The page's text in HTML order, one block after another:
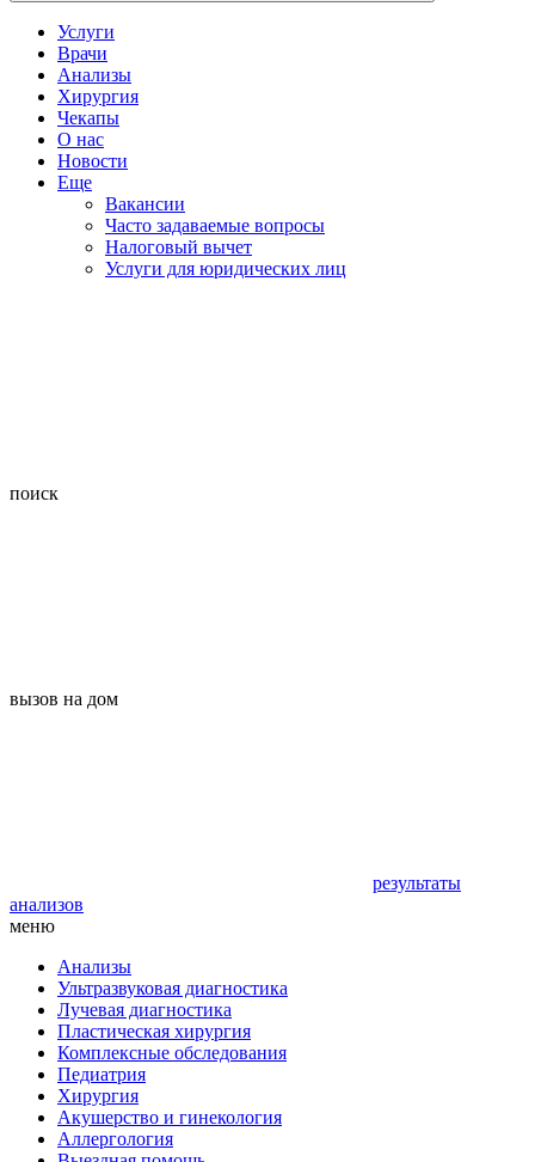
Услуги
Врачи
Анализы
Хирургия
Чекапы
О нас
Новости
Еще
Вакансии
Часто задаваемые вопросы
Налоговый вычет
Услуги для юридических лиц
поиск
вызов на дом
результаты
анализов
меню
Анализы
Ультразвуковая диагностика
Лучевая диагностика
Пластическая хирургия
Комплексные обследования
Педиатрия
Хирургия
Акушерство и гинекология
Аллергология